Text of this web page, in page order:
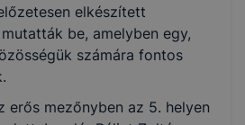
elkészített
be, amelyben egy,
számára fontos
erős mezőnyben az 5. helyen